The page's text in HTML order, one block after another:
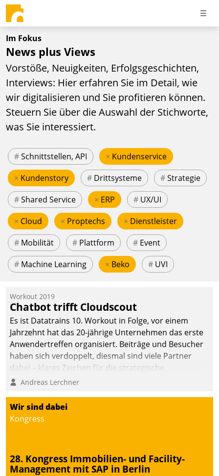
Im Fokus
News plus Views
Vorstöße, Neuigkeiten, Erfolgsgeschichten,
Interviews: Hier erfahren Sie im Detail, wie
wir digitalisieren und Sie profitieren können.
Steuern Sie über die Auswahl der Stichworte,
was Sie interessiert.
#Schnittstellen, API × Kundenservice
× Kundenstory # Drittsysteme #Strategie
#Shared Service × ERP # UX/UI
× Cloud × Proptechs × Dienstleister
# Mobilität # Plattform # Event
# Machine Learning × Beko # UVI
Workout 2019
Chatbot trifft Cloudscout
Es ist Datatrains 10. Workout in Folge, vor einem
Jahrzehnt hat das 20-jährige Unternehmen das erste
Anwendertreffen organisiert. Beiträge und Besucher
haben sich verdoppelt, diesmal sind viele Partner
dabei – klares Zeichen für die strategische
Fokussierung auf den Kunden.
Andreas Lerchner
Wir sind dabei
Kongress
28. Kongress Immobilien- und Facility-
Management mit SAP in Berlin